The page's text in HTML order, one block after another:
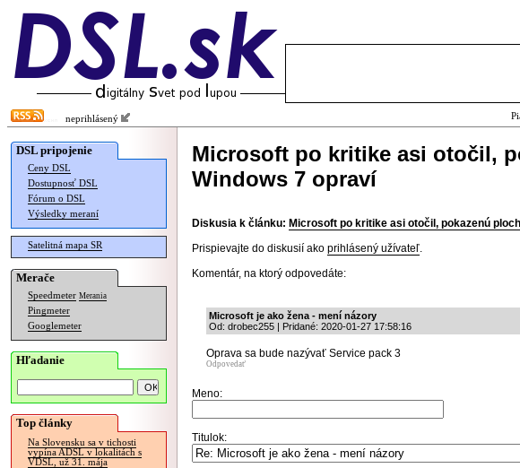
neprihlásený
DSL pripojenie
Ceny DSL
Dostupnosť DSL
Fórum o DSL
Výsledky meraní
Satelitná mapa SR
Merače
Speedmeter Merania
Pingmeter
Googlemeter
Hľadanie
Top články
Na Slovensku sa v tichosti
vypína ADSL v lokalitách s
VDSL, už 31. mája
Microsoft po kritike asi otočil,
Windows 7 opraví
Diskusia k článku: Microsoft po kritike asi otočil, pokazenú
Prispievajte do diskusií ako prihlásený užívateľ.
Komentár, na ktorý odpovedáte:
Microsoft je ako žena - mení názory
Od: drobec255 | Pridané: 2020-01-27 17:58:16
Oprava sa bude nazývať Service pack 3
Odpovedať
Meno:
Titulok: